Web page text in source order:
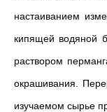
настаиванием
кипящей водяной
раствором
окрашивания.
изучаемом сырье